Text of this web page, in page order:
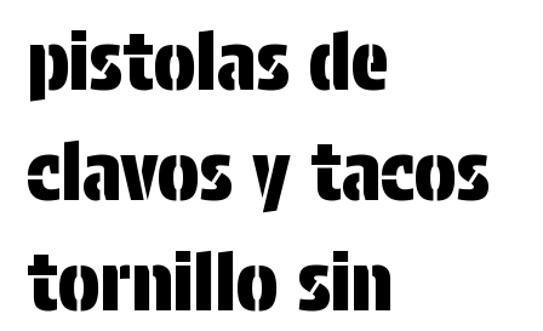
pistolas de
clavos y tacos
tornillo sin